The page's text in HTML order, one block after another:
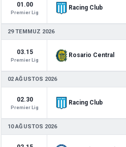
01.00
Premier Lig
Racing Club
29 TEMMUZ 2026
03.15
Premier Lig
Rosario Central
02 AĞUSTOS 2026
02.30
Premier Lig
Racing Club
10 AĞUSTOS 2026